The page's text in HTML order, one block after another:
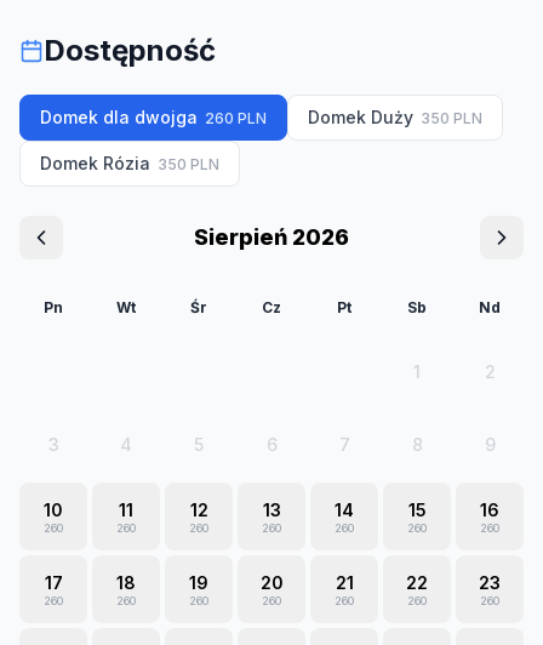
Dostępność
Domek dla dwojga 260 PLN Domek Duży 350 PLN
Domek Rózia 350 PLN
Sierpień 2026
Pn Wt Śr Cz Pt Sb Nd
1 2
3 4 5 6 7 8 9
10
260
11
260
12
260
13
260
14
260
15
260
16
260
17
260
18
260
19
260
20
260
21
260
22
260
23
260